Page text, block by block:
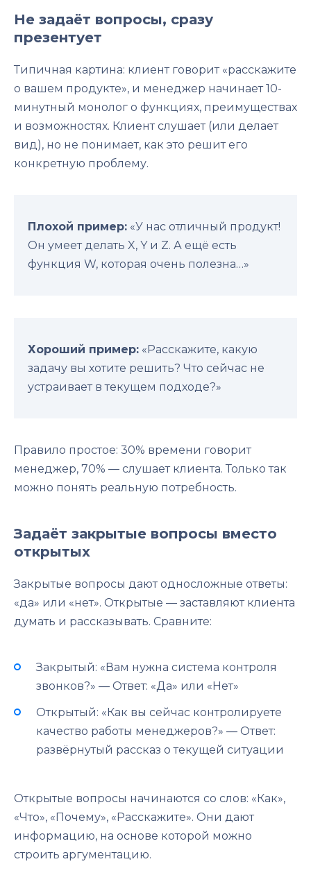
Не задаёт вопросы, сразу
презентует
Типичная картина: клиент говорит «расскажите
о вашем продукте», и менеджер начинает 10-
минутный монолог о функциях, преимуществах
и возможностях. Клиент слушает (или делает
вид), но не понимает, как это решит его
конкретную проблему.
Плохой пример: «У нас отличный продукт!
Он умеет делать X, Y и Z. А ещё есть
функция W, которая очень полезна…»
Хороший пример: «Расскажите, какую
задачу вы хотите решить? Что сейчас не
устраивает в текущем подходе?»
Правило простое: 30% времени говорит
менеджер, 70% — слушает клиента. Только так
можно понять реальную потребность.
Задаёт закрытые вопросы вместо
открытых
Закрытые вопросы дают односложные ответы:
«да» или «нет». Открытые — заставляют клиента
думать и рассказывать. Сравните:
Закрытый: «Вам нужна система контроля
звонков?» — Ответ: «Да» или «Нет»
Открытый: «Как вы сейчас контролируете
качество работы менеджеров?» — Ответ:
развёрнутый рассказ о текущей ситуации
Открытые вопросы начинаются со слов: «Как»,
«Что», «Почему», «Расскажите». Они дают
информацию, на основе которой можно
строить аргументацию.